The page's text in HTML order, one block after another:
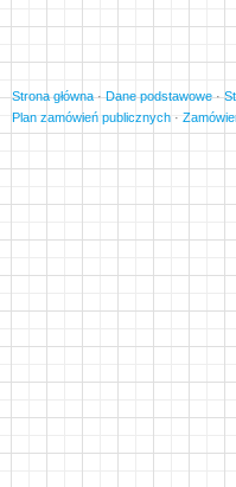
Strona główna·Dane podstawowe·
Plan zamówień publicznych ·